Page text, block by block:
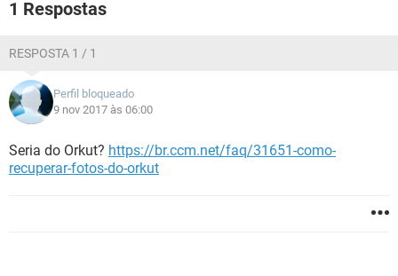
1 Respostas
RESPOSTA 1 / 1
Perfil bloqueado
9 nov 2017 às 06:00
Seria do Orkut? https://br.ccm.net/faq/31651-como-
recuperar-fotos-do-orkut